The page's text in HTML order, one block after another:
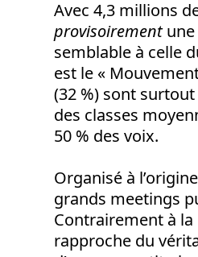
Avec 4,3 millions
provisoirementune
semblable à celle
est le «
(32 %) sont
des classes
50 % des voix.
Organisé à
grands meetings
Contrairement à la
rapproche du